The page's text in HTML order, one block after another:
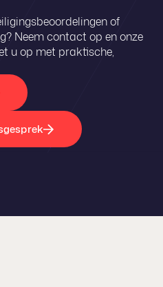
of
Neem contact op en onze
u op met praktische,